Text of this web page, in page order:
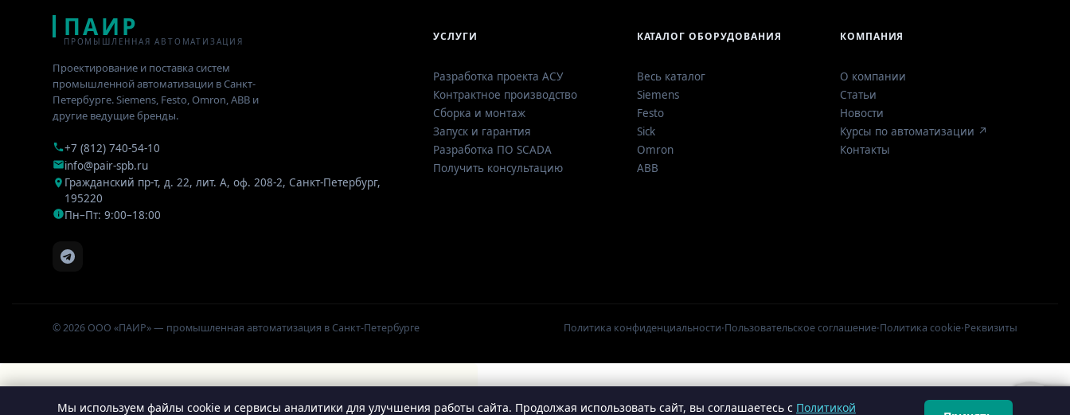
ПАИР
ПРОМЫШЛЕННАЯ АВТОМАТИЗАЦИЯ
Проектирование и поставка систем
промышленной автоматизации в Санкт-
Петербурге. Siemens, Festo, Omron, ABB и
другие ведущие бренды.
+7 (812) 740-54-10
info@pair-spb.ru
Гражданский пр-т, д. 22, лит. А, оф. 208-2, Санкт-Петербург,
195220
Пн–Пт: 9:00–18:00
УСЛУГИ
Разработка проекта АСУ
Контрактное производство
Сборка и монтаж
Запуск и гарантия
Разработка ПО SCADA
Получить консультацию
КАТАЛОГ ОБОРУДОВАНИЯ
Весь каталог
Siemens
Festo
Sick
Omron
ABB
КОМПАНИЯ
О компании
Статьи
Новости
Курсы по автоматизации ↗
Контакты
© 2026 ООО «ПАИР» — промышленная автоматизация в Санкт-Петербурге Политика конфиденциальности·Пользовательское соглашение·Политика cookie·Реквизиты
Мы используем файлы cookie и сервисы аналитики для улучшения работы сайта. Продолжая использовать сайт, вы соглашаетесь с Политикой